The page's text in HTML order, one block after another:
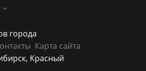
города
Карта сайта
Красный